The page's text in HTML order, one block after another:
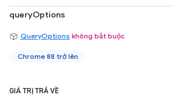
queryOptions
QueryOptions không bắt buộc
Chrome 88 trở lên
GIÁ TRỊ TRẢ VỀ